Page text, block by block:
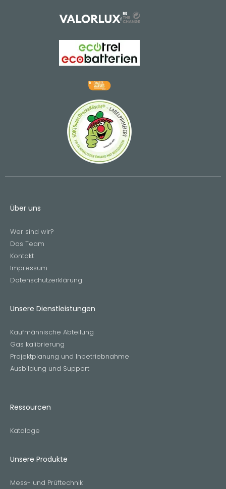
Über uns
Wer sind wir?
Das Team
Kontakt
Impressum
Datenschutzerklärung
Unsere Dienstleistungen
Kaufmännische Abteilung
Gas kalibrierung
Projektplanung und Inbetriebnahme
Ausbildung und Support
Ressourcen
Kataloge
Unsere Produkte
Mess- und Prüftechnik